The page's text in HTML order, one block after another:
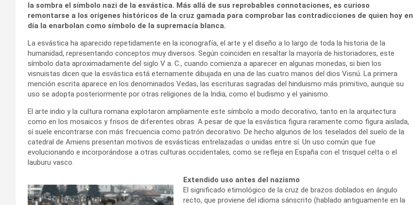
la sombra el símbolo nazi de la esvástica. Más allá de sus reprobables connotaciones, es curioso
remontarse a los orígenes históricos de la cruz gamada para comprobar las contradicciones de quien hoy en
día la enarbolan como símbolo de la supremacía blanca.
La esvástica ha aparecido repetidamente en la iconografía, el arte y el diseño a lo largo de toda la historia de la
humanidad, representando conceptos muy diversos. Según coinciden en resaltar la mayoría de historiadores, este
símbolo data aproximadamente del siglo V a. C., cuando comienza a aparecer en algunas monedas, si bien los
visnuistas dicen que la esvástica está eternamente dibujada en una de las cuatro manos del dios Visnú. La primera
mención escrita aparece en los denominados Vedas, las escrituras sagradas del hinduismo más primitivo, aunque su
uso se adopta posteriormente por otras religiones de la India, como el budismo y el yainismo.
El arte indio y la cultura romana explotaron ampliamente este símbolo a modo decorativo, tanto en la arquitectura
como en los mosaicos y frisos de diferentes obras. A pesar de que la esvástica figura raramente como figura aislada,
sí suele encontrarse con más frecuencia como patrón decorativo. De hecho algunos de los teselados del suelo de la
catedral de Amiens presentan motivos de esvásticas entrelazadas o unidas entre sí. Un uso común que fue
evolucionando e incorporándose a otras culturas occidentales, como se refleja en España con el trisquel celta o el
lauburu vasco.
Extendido uso antes del nazismo
El significado etimológico de la cruz de brazos doblados en ángulo
recto, que proviene del idioma sánscrito (hablado antiguamente en la